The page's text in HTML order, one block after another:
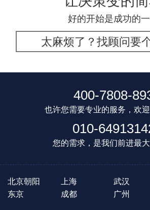
好的开始是成功的
太麻烦了？找顾问要
400-7808-
也许您需要专业的服务，欢
010-
您的需求，是我们前进最
北京朝阳 上海 武汉
东京
成都 广州